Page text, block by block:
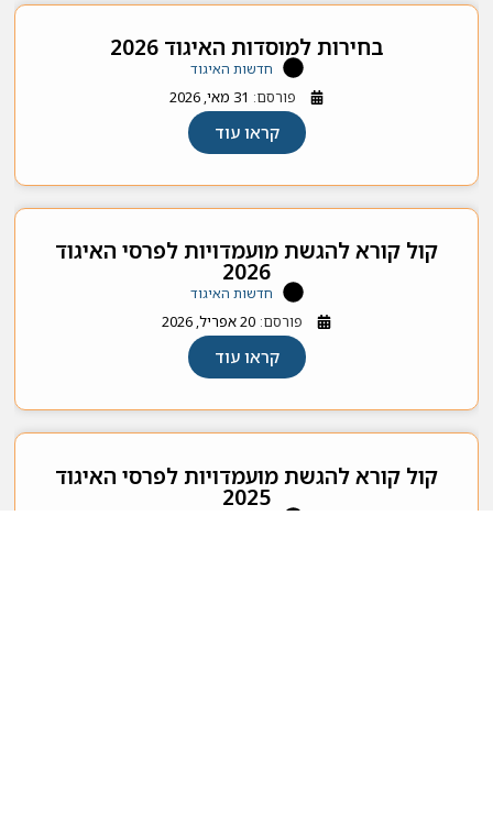
בחירות למוסדות האיגוד 2026
חדשות האיגוד
פורסם: 31 מאי, 2026
קראו עוד
קול קורא להגשת מועמדויות לפרסי האיגוד
2026
חדשות האיגוד
פורסם: 20 אפריל, 2026
קראו עוד
קול קורא להגשת מועמדויות לפרסי האיגוד
2025